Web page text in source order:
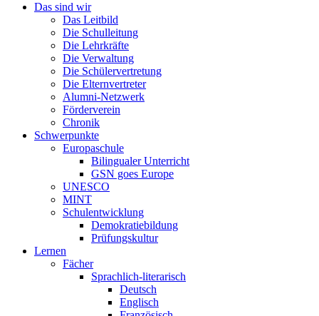
Das sind wir
Das Leitbild
Die Schulleitung
Die Lehrkräfte
Die Verwaltung
Die Schülervertretung
Die Elternvertreter
Alumni-Netzwerk
Förderverein
Chronik
Schwerpunkte
Europaschule
Bilingualer Unterricht
GSN goes Europe
UNESCO
MINT
Schulentwicklung
Demokratiebildung
Prüfungskultur
Lernen
Fächer
Sprachlich-literarisch
Deutsch
Englisch